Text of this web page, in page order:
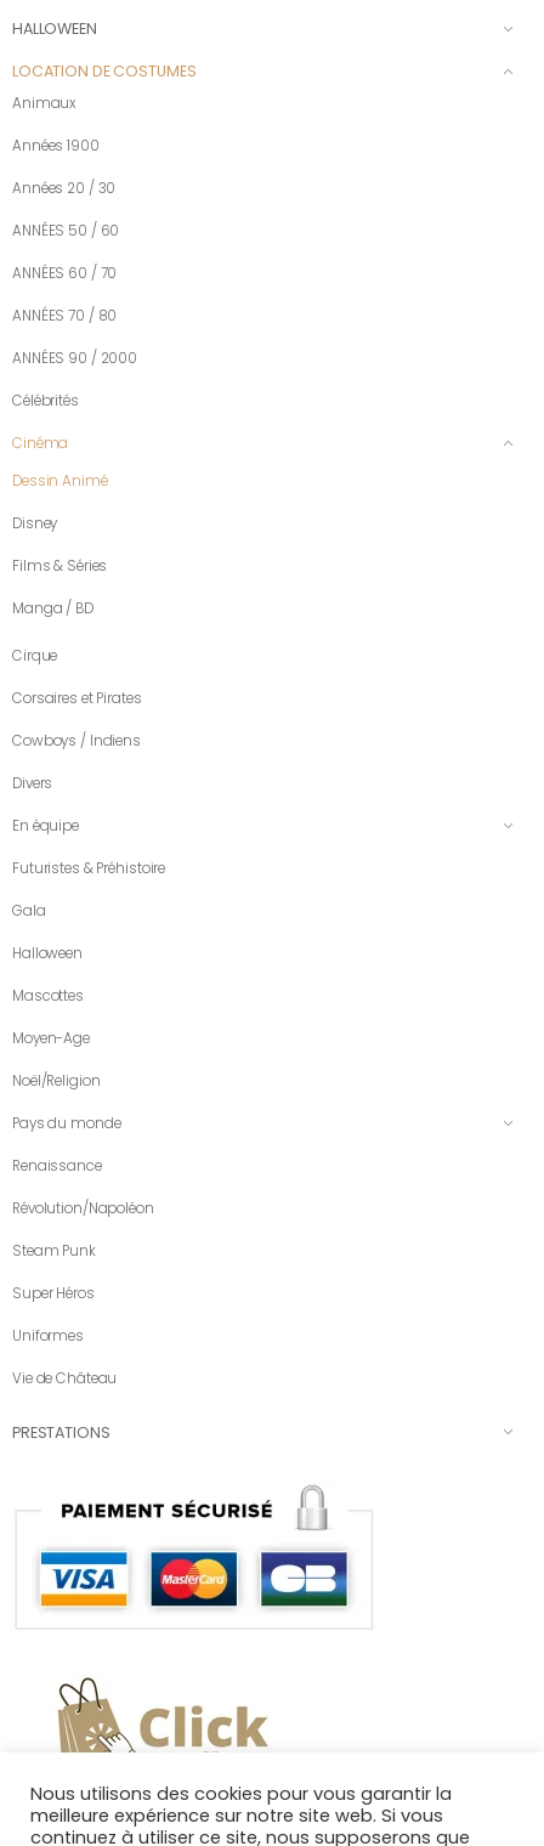
HALLOWEEN
LOCATION DE COSTUMES
Animaux
Années 1900
Années 20 / 30
ANNÉES 50 / 60
ANNÉES 60 / 70
ANNÉES 70 / 80
ANNÉES 90 / 2000
Célébrités
Cinéma
Dessin Animé
Disney
Films & Séries
Manga / BD
Cirque
Corsaires et Pirates
Cowboys / Indiens
Divers
En équipe
Futuristes & Préhistoire
Gala
Halloween
Mascottes
Moyen-Age
Noël/Religion
Pays du monde
Renaissance
Révolution/Napoléon
Steam Punk
Super Héros
Uniformes
Vie de Château
PRESTATIONS
Nous utilisons des cookies pour vous garantir la
meilleure expérience sur notre site web. Si vous
continuez à utiliser ce site, nous supposerons que